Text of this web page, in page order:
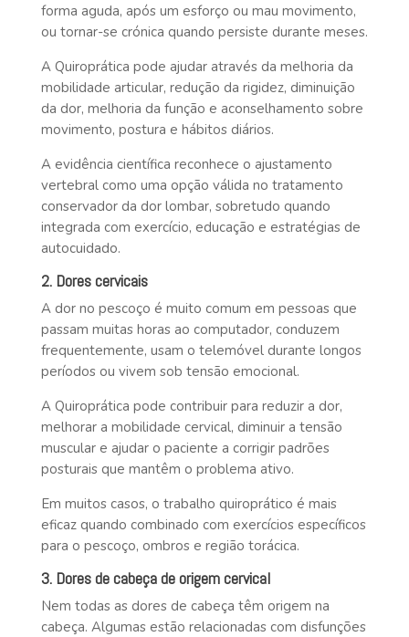
forma aguda, após um esforço ou mau movimento,
ou tornar-se crónica quando persiste durante meses.
A Quiroprática pode ajudar através da melhoria da
mobilidade articular, redução da rigidez, diminuição
da dor, melhoria da função e aconselhamento sobre
movimento, postura e hábitos diários.
A evidência científica reconhece o ajustamento
vertebral como uma opção válida no tratamento
conservador da dor lombar, sobretudo quando
integrada com exercício, educação e estratégias de
autocuidado.
2. Dores cervicais
A dor no pescoço é muito comum em pessoas que
passam muitas horas ao computador, conduzem
frequentemente, usam o telemóvel durante longos
períodos ou vivem sob tensão emocional.
A Quiroprática pode contribuir para reduzir a dor,
melhorar a mobilidade cervical, diminuir a tensão
muscular e ajudar o paciente a corrigir padrões
posturais que mantêm o problema ativo.
Em muitos casos, o trabalho quiroprático é mais
eficaz quando combinado com exercícios específicos
para o pescoço, ombros e região torácica.
3. Dores de cabeça de origem cervical
Nem todas as dores de cabeça têm origem na
cabeça. Algumas estão relacionadas com disfunções